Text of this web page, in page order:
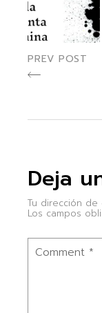
PREV POST
Deja
Tu dirección
Los campos